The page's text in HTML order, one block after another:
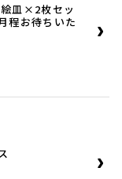
絵皿×2枚セッ
程お待ちいた